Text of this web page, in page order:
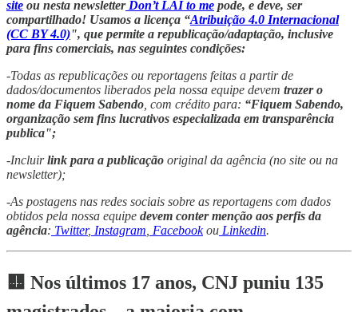
site ou nesta newsletterDon’t LAI to me pode, e deve, ser
compartilhado! Usamos a licença “Atribuição 4.0 Internacional
(CC BY 4.0)", que permite a republicação/adaptação, inclusive
para fins comerciais, nas seguintes condições:
-Todas as republicações ou reportagens feitas a partir de
dados/documentos liberados pela nossa equipe devem trazer o
nome da Fiquem Sabendo , com crédito para: “Fiquem Sabendo,
organização sem fins lucrativos especializada em transparência
publica";
-Incluirlink para a publicação original da agência (no site ou na
newsletter);
-As postagens nas redes sociais sobre as reportagens com dados
obtidos pela nossa equipe devem conter menção aos perfis da
agência: Twitter, Instagram Facebookou Linkedin.
🟨 Nos últimos 17 anos, CNJ puniu 135